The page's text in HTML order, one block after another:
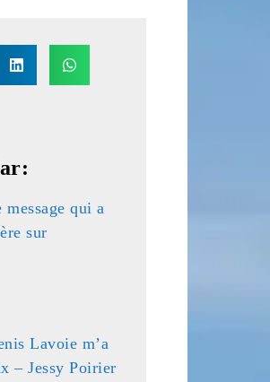
qui a
sur
Lavoie m’a
– Jessy Poirier